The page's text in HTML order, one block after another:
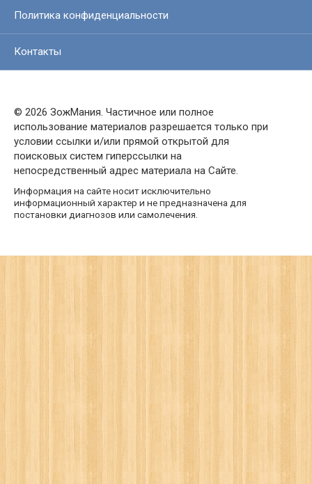
Политика конфиденциальности
Контакты
© 2026 ЗожМания. Частичное или полное
использование материалов разрешается только при
условии ссылки и/или прямой открытой для
поисковых систем гиперссылки на
непосредственный адрес материала на Сайте.
Информация на сайте носит исключительно
информационный характер и не предназначена для
постановки диагнозов или самолечения.